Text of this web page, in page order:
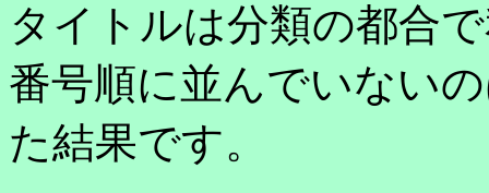
タイトルは分類の都合
番号順に並んでいない
た結果です。